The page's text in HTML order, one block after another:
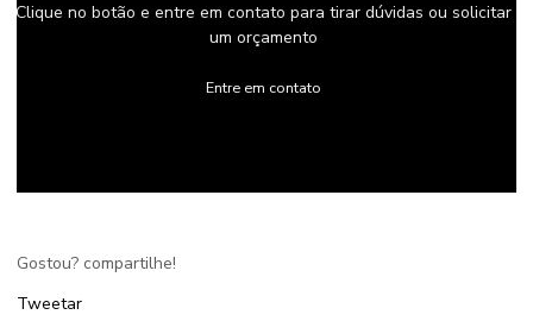
Clique no botão e entre em contato para tirar dúvidas ou solicitar
um orçamento
Entre em contato
Gostou? compartilhe!
Tweetar